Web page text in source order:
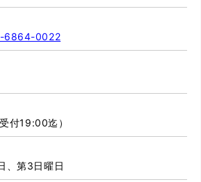
6864-0022
付19:00迄）
、第3日曜日